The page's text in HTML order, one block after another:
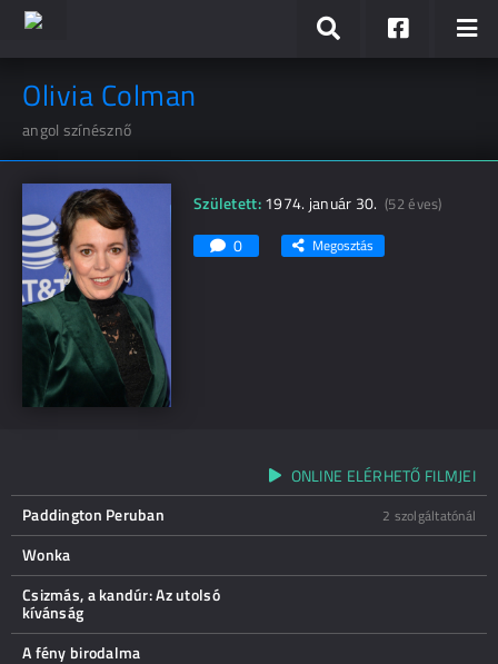
Olivia Colman
angol színésznő
Született:1974. január 30.(52 éves)
0 Megosztás
ONLINE ELÉRHETŐ FILMJEI
Paddington Peruban
2 szolgáltatónál
Wonka
Csizmás, a kandúr: Az utolsó
kívánság
A fény birodalma